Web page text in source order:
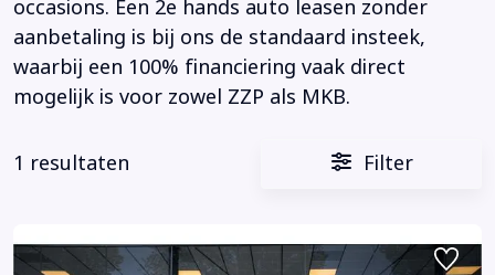
occasions. Een 2e hands auto leasen zonder
aanbetaling is bij ons de standaard insteek,
waarbij een 100% financiering vaak direct
mogelijk is voor zowel ZZP als MKB.
1 resultaten Filter